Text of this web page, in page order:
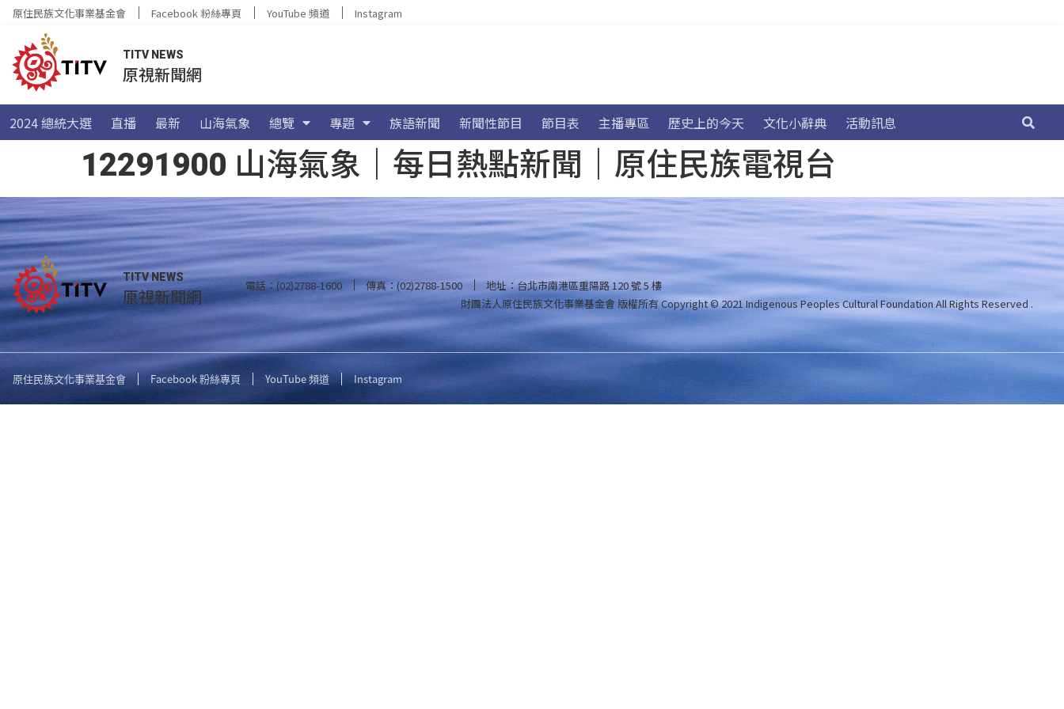
原住民族文化事業基金會 Facebook 粉絲專頁 YouTube 頻道 Instagram
TITV NEWS
原視新聞網
2024 總統大選 直播 最新 山海氣象 總覽 專題 族語新聞 新聞性節目 節目表 主播專區 歷史上的今天 文化小辭典 活動訊息
12291900 山海氣象｜每日熱點新聞｜原住民族電視台
TITV NEWS
原視新聞網 電話：(02)2788-1600 傳真：(02)2788-1500
地址：台北市南港區重陽路 120 號 5 樓
財團法人原住民族文化事業基金會 版權所有Copyright © 2021 Indigenous Peoples Cultural Foundation All Rights Reserved .
原住民族文化事業基金會 Facebook 粉絲專頁 YouTube 頻道 Instagram